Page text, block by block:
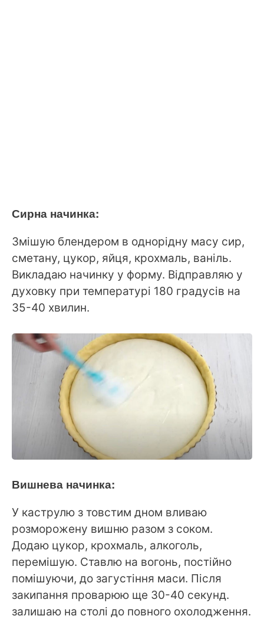
Сирна начинка:
Змішую блендером в однорідну масу сир,
сметану, цукор, яйця, крохмаль, ваніль.
Викладаю начинку у форму. Відправляю у
духовку при температурі 180 градусів на
35-40 хвилин.
Вишнева начинка:
У каструлю з товстим дном вливаю
розморожену вишню разом з соком.
Додаю цукор, крохмаль, алкоголь,
перемішую. Ставлю на вогонь, постійно
помішуючи, до загустіння маси. Після
закипання проварюю ще 30-40 секунд.
залишаю на столі до повного охолодження.